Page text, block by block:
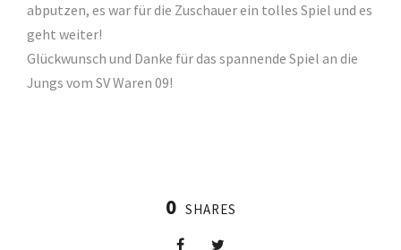
abputzen, es war für die Zuschauer ein tolles Spiel und es
geht weiter!
Glückwunsch und Danke für das spannende Spiel an die
Jungs vom SV Waren 09!
0 SHARES